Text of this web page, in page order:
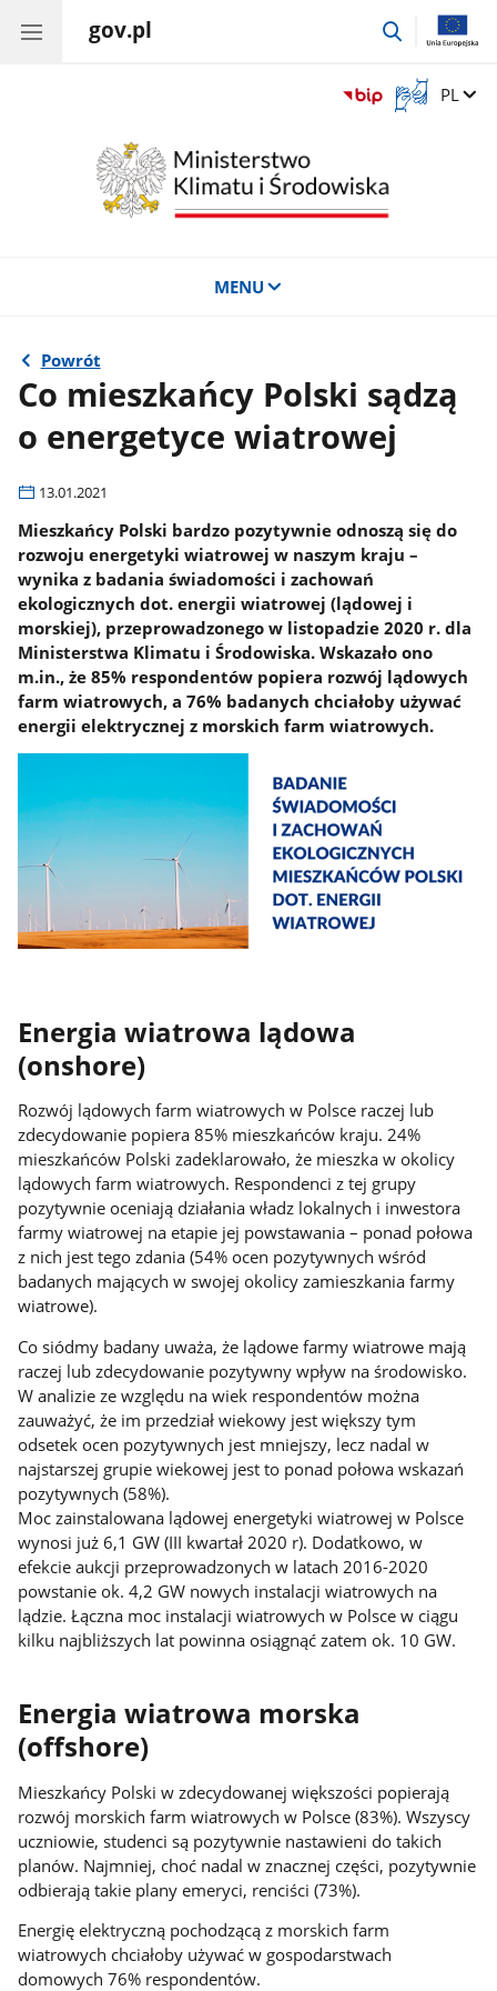
gov.pl
przejdź
Otwórz
okno
Zmień
PL
MENU
Powrót
Co mieszkańcy Polski sądzą
o energetyce wiatrowej
13.01.2021
Mieszkańcy Polski bardzo pozytywnie odnoszą się do
rozwoju energetyki wiatrowej w naszym kraju –
wynika z badania świadomości i zachowań
ekologicznych dot. energii wiatrowej (lądowej i
morskiej), przeprowadzonego w listopadzie 2020 r. dla
Ministerstwa Klimatu i Środowiska. Wskazało ono
m.in., że 85% respondentów popiera rozwój lądowych
farm wiatrowych, a 76% badanych chciałoby używać
energii elektrycznej z morskich farm wiatrowych.
Energia wiatrowa lądowa
(onshore)
Rozwój lądowych farm wiatrowych w Polsce raczej lub
zdecydowanie popiera 85% mieszkańców kraju. 24%
mieszkańców Polski zadeklarowało, że mieszka w okolicy
lądowych farm wiatrowych. Respondenci z tej grupy
pozytywnie oceniają działania władz lokalnych i inwestora
farmy wiatrowej na etapie jej powstawania – ponad połowa
z nich jest tego zdania (54% ocen pozytywnych wśród
badanych mających w swojej okolicy zamieszkania farmy
wiatrowe).
Co siódmy badany uważa, że lądowe farmy wiatrowe mają
raczej lub zdecydowanie pozytywny wpływ na środowisko.
W analizie ze względu na wiek respondentów można
zauważyć, że im przedział wiekowy jest większy tym
odsetek ocen pozytywnych jest mniejszy, lecz nadal w
najstarszej grupie wiekowej jest to ponad połowa wskazań
pozytywnych (58%).
Moc zainstalowana lądowej energetyki wiatrowej w Polsce
wynosi już 6,1 GW (III kwartał 2020 r). Dodatkowo, w
efekcie aukcji przeprowadzonych w latach 2016-2020
powstanie ok. 4,2 GW nowych instalacji wiatrowych na
lądzie. Łączna moc instalacji wiatrowych w Polsce w ciągu
kilku najbliższych lat powinna osiągnąć zatem ok. 10 GW.
Energia wiatrowa morska
(offshore)
Mieszkańcy Polski w zdecydowanej większości popierają
rozwój morskich farm wiatrowych w Polsce (83%). Wszyscy
uczniowie, studenci są pozytywnie nastawieni do takich
planów. Najmniej, choć nadal w znacznej części, pozytywnie
odbierają takie plany emeryci, renciści (73%).
Energię elektryczną pochodzącą z morskich farm
wiatrowych chciałoby używać w gospodarstwach
domowych 76% respondentów.